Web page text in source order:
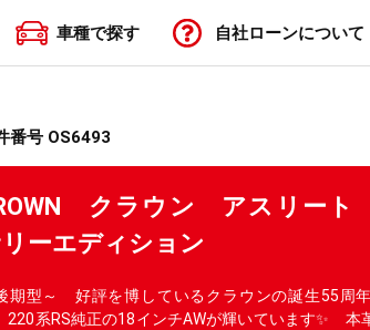
車種で探す 自社ローンについて
番号 OS6493
クラウン アスリー
ーエディション
期型～ 好評を博しているクラウンの誕生55周
系RS純正の18インチAWが輝いています✨ 本